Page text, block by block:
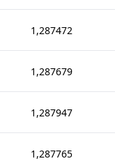
1,287472
1,287679
1,287947
1,287765